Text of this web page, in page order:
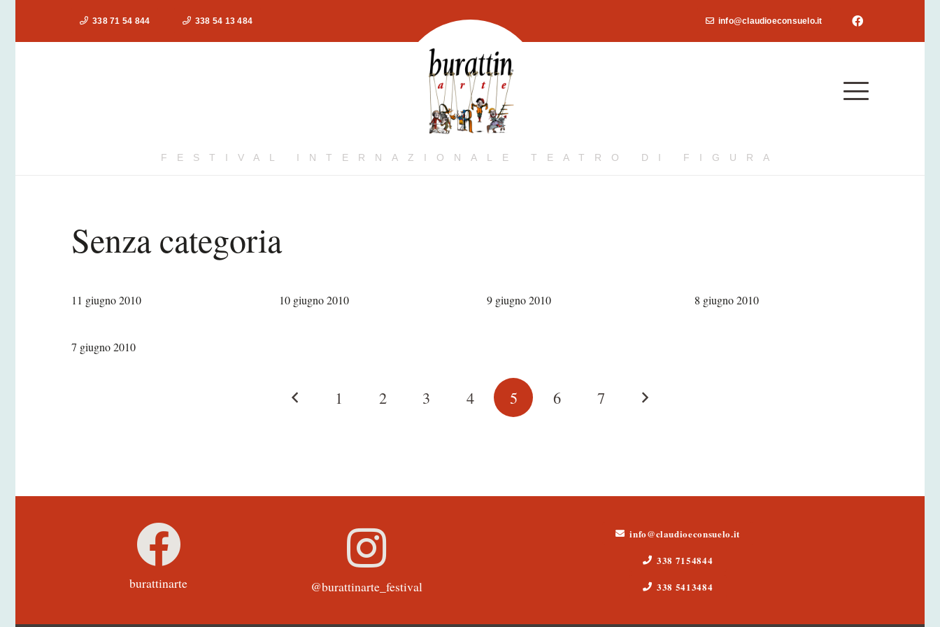
338 71 54 844 338 54 13 484 info@claudioeconsuelo.it
FESTIVAL INTERNAZIONALE TEATRO DI FIGURA
Senza categoria
11 giugno 2010 10 giugno 2010 9 giugno 2010 8 giugno 2010
7 giugno 2010
1 2 3 4 5 6 7
burattinarte @burattinarte_festival
info@claudioeconsuelo.it
338 7154844
338 5413484